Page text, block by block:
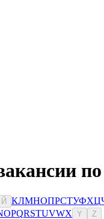
Й КЛМНОПРСТУФХЦ
OPQRSTUVWX Y Z